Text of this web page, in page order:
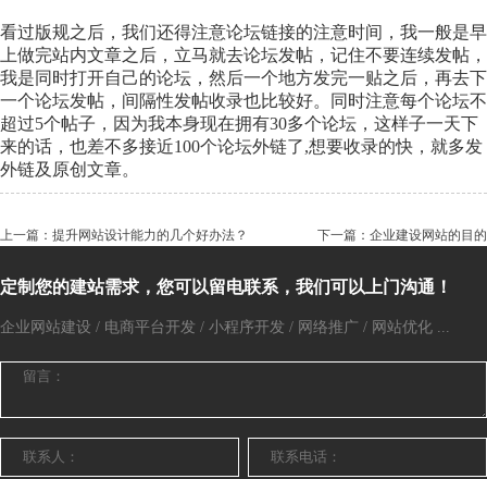
看过版规之后，我们还得注意论坛链接的注意时间，我一般是早
上做完站内文章之后，立马就去论坛发帖，记住不要连续发帖，
我是同时打开自己的论坛，然后一个地方发完一贴之后，再去下
一个论坛发帖，间隔性发帖收录也比较好。同时注意每个论坛不
超过5个帖子，因为我本身现在拥有30多个论坛，这样子一天下
来的话，也差不多接近100个论坛外链了,想要收录的快，就多发
外链及原创文章。
上一篇：提升网站设计能力的几个好办法？ 下一篇：企业建设网站的目的
定制您的建站需求，您可以留电联系，我们可以上门沟通！
企业网站建设 / 电商平台开发 / 小程序开发 / 网络推广 / 网站优化 ...